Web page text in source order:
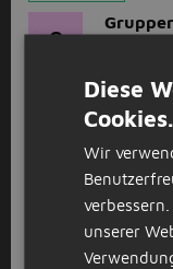
O
GESPONSERT
OPTIMA
Diese
Cookies.
Wir
unserer